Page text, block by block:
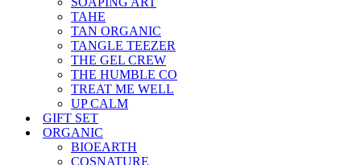
TAHE
TAN ORGANIC
TANGLE TEEZER
THE GEL CREW
THE HUMBLE CO
TREAT ME WELL
UP CALM
GIFT SET
ORGANIC
BIOEARTH
COSNATURE